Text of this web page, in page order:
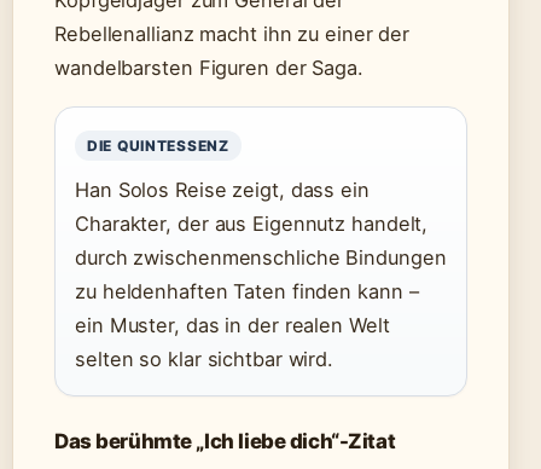
Rebellenallianz macht ihn zu einer der
wandelbarsten Figuren der Saga.
DIE QUINTESSENZ
Han Solos Reise zeigt, dass ein
Charakter, der aus Eigennutz handelt,
durch zwischenmenschliche Bindungen
zu heldenhaften Taten finden kann –
ein Muster, das in der realen Welt
selten so klar sichtbar wird.
Das berühmte „Ich liebe dich“-Zitat